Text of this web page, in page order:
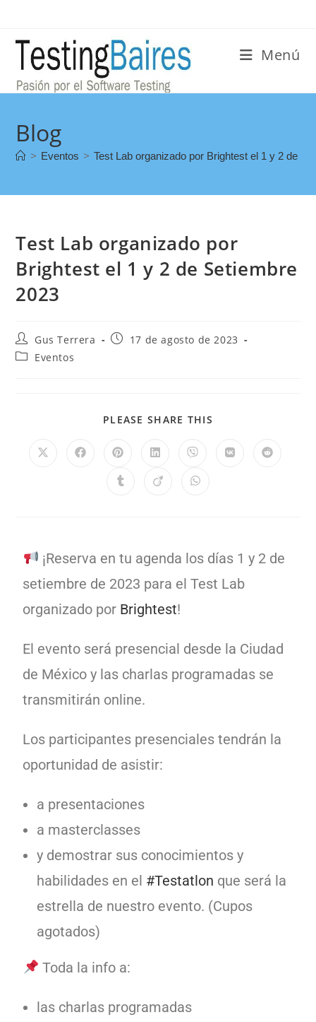
Menú
Blog
> Eventos > Test Lab organizado por Brightest el 1 y 2 de
Test Lab organizado por
Brightest el 1 y 2 de Setiembre
2023
Gus Terrera
17 de agosto de 2023
Eventos
PLEASE SHARE THIS
¡Reserva en tu agenda los días 1 y 2 de
setiembre de 2023 para el Test Lab
organizado por Brightest!
El evento será presencial desde la Ciudad
de México y las charlas programadas se
transmitirán online.
Los participantes presenciales tendrán la
oportunidad de asistir:
a presentaciones
a masterclasses
y demostrar sus conocimientos y
habilidades en el #Testatlon que será la
estrella de nuestro evento. (Cupos
agotados)
Toda la info a:
las charlas programadas